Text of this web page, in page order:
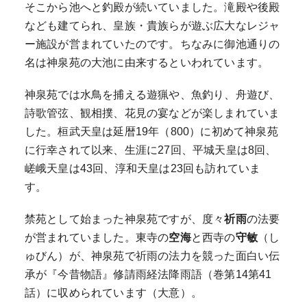
そこから池へと釣殿が続いていました。滝殿や後殿
なども建てられ、皇族・貴族らが遊ぶ広大なレジャ
ー施設が営まれていたのです。ちなみに御池通りの
名は神泉苑の大池に由来するといわれています。
神泉苑では水鳥を捕える遊猟や、魚釣り、舟遊び、
詩歌管弦、観相撲、花見の宴などが楽しまれていま
した。桓武天皇は延暦19年（800）に初めて神泉苑
に行幸されて以来、生涯に27回、平城天皇は8回、
嵯峨天皇は43回、淳和天皇は23回も訪れていま
す。
禁苑として始まった神泉苑ですが、度々祈雨の法要
が営まれていました。東寺の空海と西寺の守敏 （し
ゅびん）が、神泉苑で祈雨の法力を競った面白い伝
承が『今昔物語』修請雨経法降雨語（巻第14第41
話）に収められています（大意）。